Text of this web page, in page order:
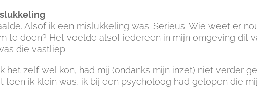
Alsof ik een mislukkeling was. Serieus. Wie weet er
te doen? Het voelde alsof iedereen in mijn omgeving dit
die vastliep.
het zelf wel kon, had mij (ondanks mijn inzet) niet verder
toen ik klein was, ik bij een psycholoog had gelopen die